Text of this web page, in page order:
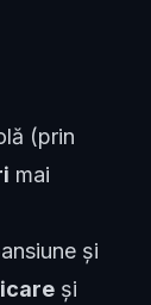
(prin
mai
și
și